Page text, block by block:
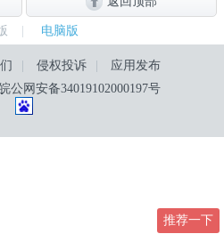
推荐一下
电脑版
侵权投诉
应用发布
公网安备34019102000197号